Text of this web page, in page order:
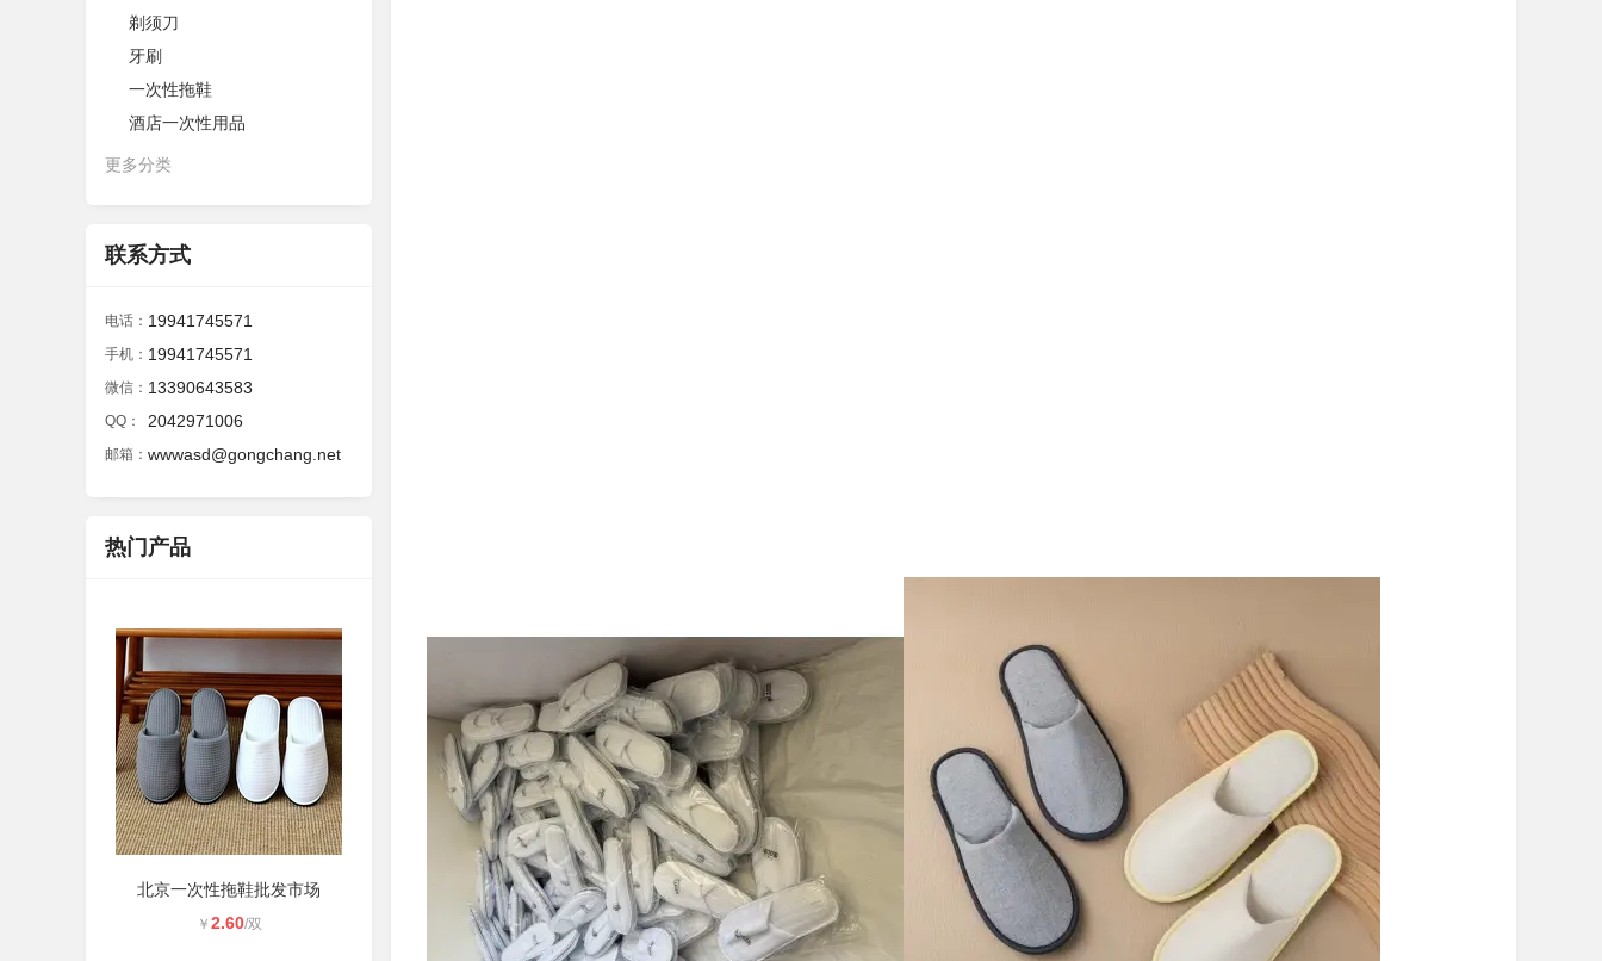
剃须刀
牙刷
一次性拖鞋
酒店一次性用品
更多分类
联系方式
电话： 19941745571
手机： 19941745571
微信： 13390643583
QQ： 2042971006
邮箱： wwwasd@gongchang.net
热门产品
北京一次性拖鞋批发市场
￥ 2.60/双